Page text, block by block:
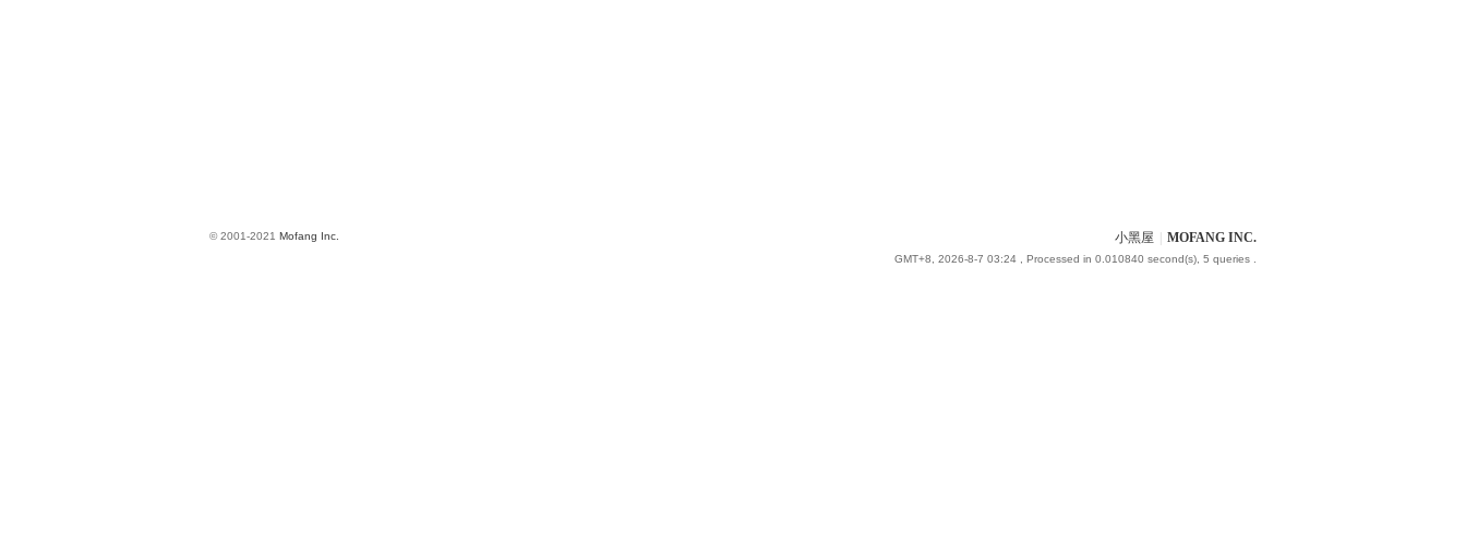
小黑屋 MOFANG INC.
GMT+8, 2026-8-7 03:24 , Processed in 0.010840 second(s), 5 queries .
© 2001-2021 Mofang Inc.